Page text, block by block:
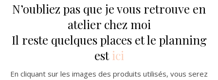
N’oubliez pas que je vous retrouve en
atelier chez moi
Il reste quelques places et le planning
estici
En cliquant sur les images des produits utilisés, vous serez